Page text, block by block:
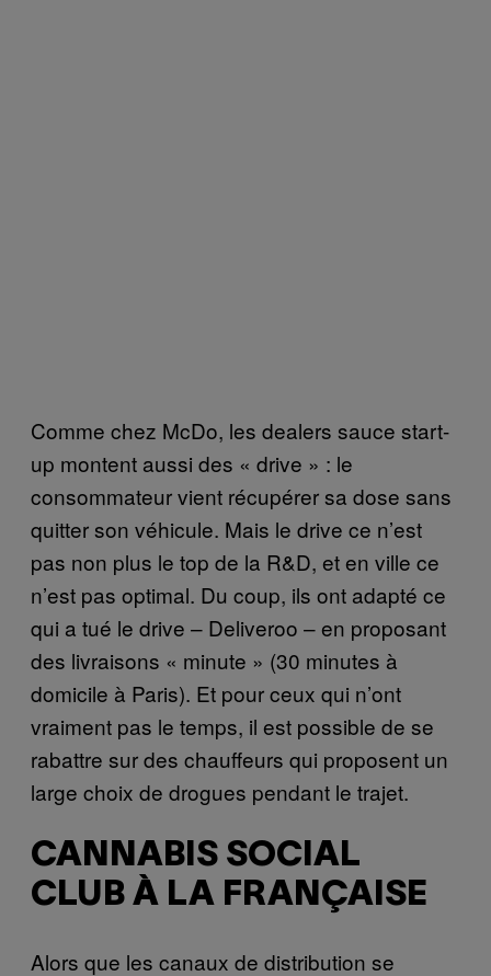
Comme chez McDo, les dealers sauce start-
up montent aussi des « drive » : le
consommateur vient récupérer sa dose sans
quitter son véhicule. Mais le drive ce n’est
pas non plus le top de la R&D, et en ville ce
n’est pas optimal. Du coup, ils ont adapté ce
qui a tué le drive – Deliveroo – en proposant
des livraisons « minute » (30 minutes à
domicile à Paris). Et pour ceux qui n’ont
vraiment pas le temps, il est possible de se
rabattre sur des chauffeurs qui proposent un
large choix de drogues pendant le trajet.
CANNABIS SOCIAL
CLUB À LA FRANÇAISE
Alors que les canaux de distribution se